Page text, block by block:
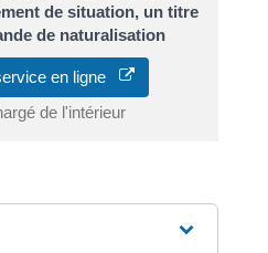
de situation, un titre
de naturalisation
en ligne
de l'intérieur